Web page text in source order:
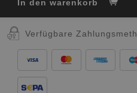
in den warenkorb
Verfügbare